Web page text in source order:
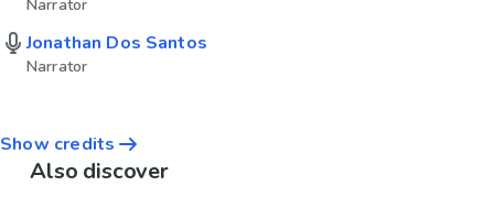
Narrator
Jonathan Dos Santos
Narrator
Show credits
Also discover